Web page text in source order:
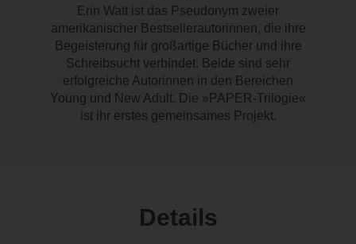
Erin Watt ist das Pseudonym zweier
amerikanischer Bestsellerautorinnen, die ihre
Begeisterung für großartige Bücher und ihre
Schreibsucht verbindet. Beide sind sehr
erfolgreiche Autorinnen in den Bereichen
Young und New Adult. Die »PAPER-Trilogie«
ist ihr erstes gemeinsames Projekt.
Details